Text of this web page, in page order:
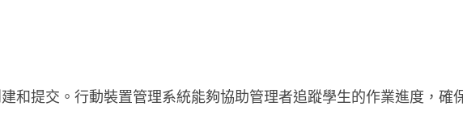
和提交。行動裝置管理系統能夠協助管理者追蹤學生的作業進度，確